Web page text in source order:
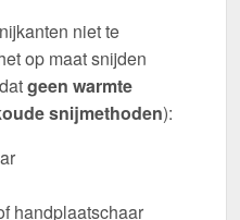
niet te
op maat snijden
geen warmte
snijmethoden):
handplaatschaar